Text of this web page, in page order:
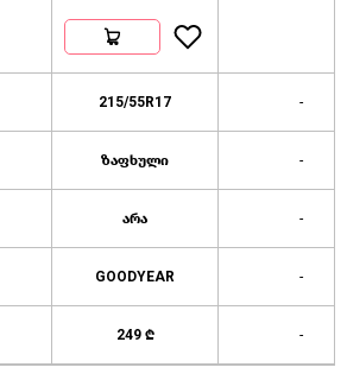
215/55R17 -
ზაფხული -
არა -
GOODYEAR -
249 ₾ -